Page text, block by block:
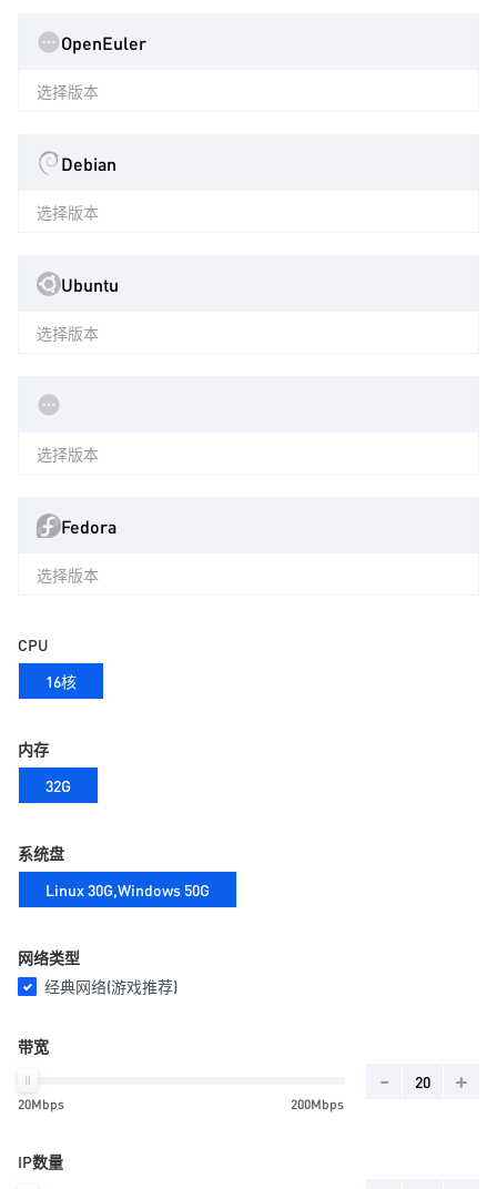
OpenEuler
选择版本
Debian
选择版本
Ubuntu
选择版本
选择版本
Fedora
选择版本
CPU
16核
内存
32G
系统盘
Linux 30G,Windows 50G
网络类型
经典网络(游戏推荐)
带宽
20Mbps 200Mbps
- +
IP数量